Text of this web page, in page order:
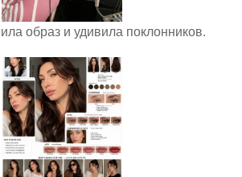
образ и удивила поклонников.